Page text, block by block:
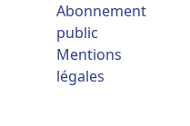
Abonnement
public
Mentions
légales